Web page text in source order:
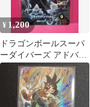
¥ 1,200
ドラゴンボールスーパ
ーダイバーズ アドバン
スパックAP3-023 バー
ダック